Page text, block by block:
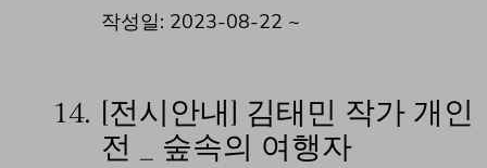
작성일: 2023-08-22 ~
14.
[전시안내] 김태민 작가 개인
전 _ 숲속의 여행자